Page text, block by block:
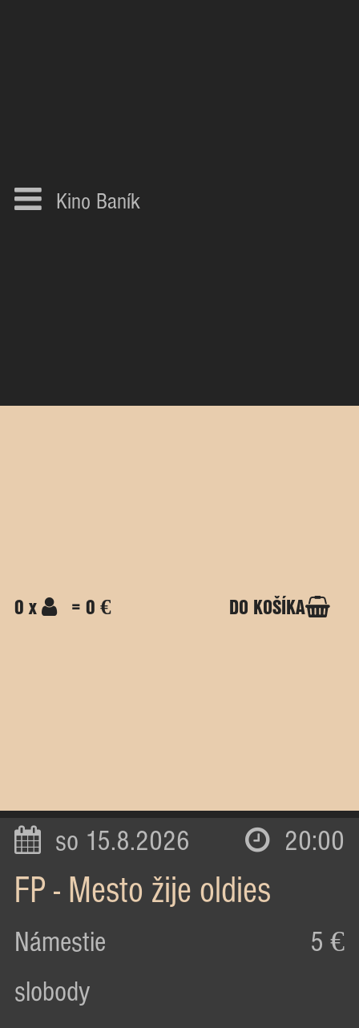
Kino Baník
0 x = 0 € DO KOŠÍKA
so 15.8.2026 20:00
FP - Mesto žije oldies
Námestie
slobody
5 €